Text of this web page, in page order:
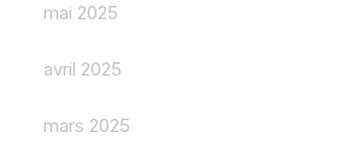
mai 2025
avril 2025
mars 2025